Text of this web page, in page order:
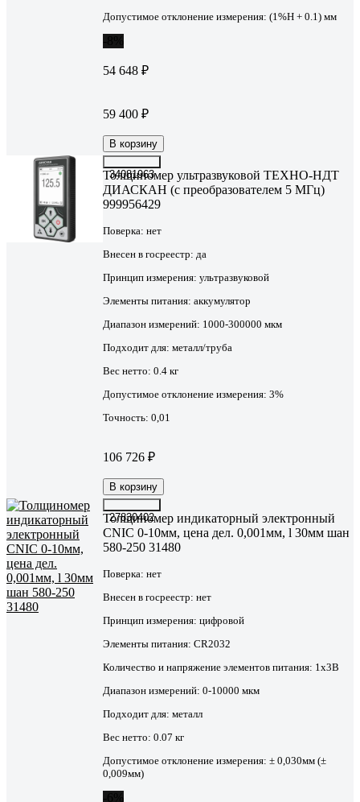
Допустимое отклонение измерения: (1%Н + 0.1) мм
54 648 ₽
59 400 ₽
В корзину
34081963
Толщиномер ультразвуковой ТЕХНО-НДТ
ДИАСКАН (с преобразователем 5 МГц)
999956429
Поверка: нет
Внесен в госреестр: да
Принцип измерения: ультразвуковой
Элементы питания: аккумулятор
Диапазон измерений: 1000-300000 мкм
Подходит для: металл/труба
Вес нетто: 0.4 кг
Допустимое отклонение измерения: 3%
Точность: 0,01
106 726 ₽
В корзину
27830402
Толщиномер индикаторный электронный
CNIC 0-10мм, цена дел. 0,001мм, l 30мм шан
580-250 31480
Поверка: нет
Внесен в госреестр: нет
Принцип измерения: цифровой
Элементы питания: CR2032
Количество и напряжение элементов питания: 1x3В
Диапазон измерений: 0-10000 мкм
Подходит для: металл
Вес нетто: 0.07 кг
Допустимое отклонение измерения: ± 0,030мм (±
0,009мм)